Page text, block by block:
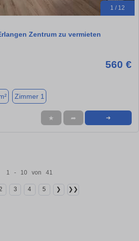
1 / 12
Zentrum zu vermieten
560 €
Zimmer 1
★ ➦ ➜
1 - 10 von 41
3 4 5 ❯ ❯❯